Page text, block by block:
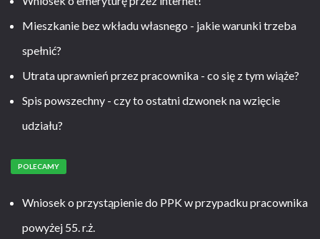
Mieszkanie bez wkładu własnego - jakie warunki trzeba
spełnić?
Utrata uprawnień przez pracownika - co się z tym wiąże?
Spis powszechny - czy to ostatni dzwonek na wzięcie
udziału?
POLECAMY
Wniosek o przystąpienie do PPK w przypadku pracownika
powyżej 55. r.ż.